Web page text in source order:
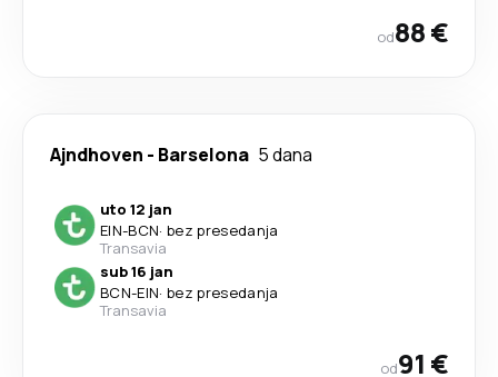
od88 €
Ajndhoven - Barselona 5 dana
uto 12 jan
EIN-BCN· bez presedanja
Transavia
sub 16 jan
BCN-EIN· bez presedanja
Transavia
od91 €